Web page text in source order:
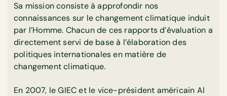
Sa mission consiste à approfondir nos
connaissances sur le changement climatique induit
par l’Homme. Chacun de ces rapports d’évaluation a
directement servi de base à l’élaboration des
politiques internationales en matière de
changement climatique.
En 2007, le GIEC et le vice-président américain Al